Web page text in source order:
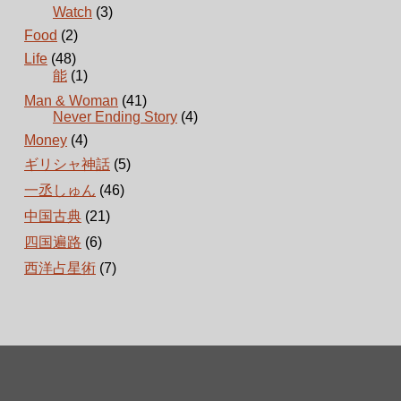
Watch (3)
Food (2)
Life (48)
能 (1)
Man & Woman (41)
Never Ending Story (4)
Money (4)
ギリシャ神話 (5)
一丞しゅん (46)
中国古典 (21)
四国遍路 (6)
西洋占星術 (7)